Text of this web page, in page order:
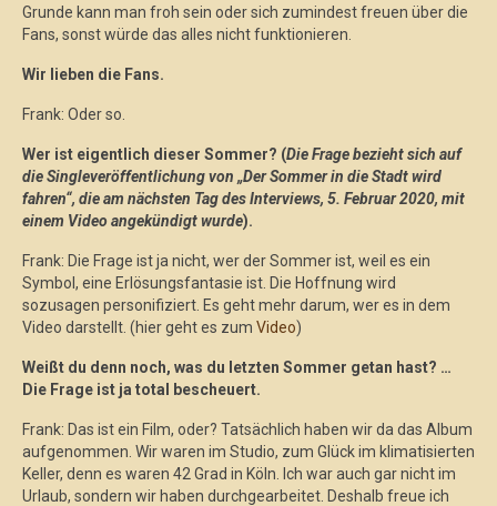
Grunde kann man froh sein oder sich zumindest freuen über die
Fans, sonst würde das alles nicht funktionieren.
Wir lieben die Fans.
Frank: Oder so.
Wer ist eigentlich dieser Sommer? (Die Frage bezieht sich auf
die Singleveröffentlichung von „Der Sommer in die Stadt wird
fahren“, die am nächsten Tag des Interviews, 5. Februar 2020, mit
einem Video angekündigt wurde).
Frank: Die Frage ist ja nicht, wer der Sommer ist, weil es ein
Symbol, eine Erlösungsfantasie ist. Die Hoffnung wird
sozusagen personifiziert. Es geht mehr darum, wer es in dem
Video darstellt. (hier geht es zum Video)
Weißt du denn noch, was du letzten Sommer getan hast? …
Die Frage ist ja total bescheuert.
Frank: Das ist ein Film, oder? Tatsächlich haben wir da das Album
aufgenommen. Wir waren im Studio, zum Glück im klimatisierten
Keller, denn es waren 42 Grad in Köln. Ich war auch gar nicht im
Urlaub, sondern wir haben durchgearbeitet. Deshalb freue ich